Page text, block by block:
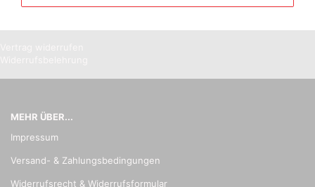
MEHR ÜBER...
Impressum
Versand- & Zahlungsbedingungen
Widerrufsrecht & Widerrufsformular